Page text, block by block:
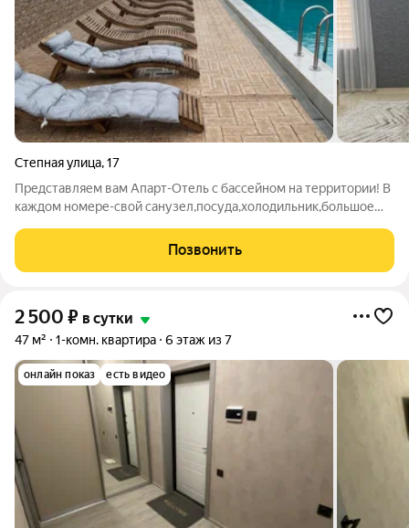
Степная улица,17
Представляем вам Апарт-Отель с бассейном на территории! В
каждом номере-свой санузел,посуда,холодильник,большое
БЕСПЛАТНЫЙ. С подогревом и подсветкой . Так же на
территории бесплатная общая
Позвонить
2 500 ₽ в сутки
47 м² 1-комн. квартира 6 этаж из 7
онлайн показ есть видео